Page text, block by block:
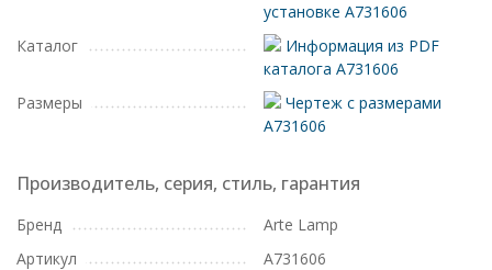
установке A731606
Каталог
Информация из PDF
каталога A731606
Размеры
Чертеж с размерами
A731606
Производитель, серия, стиль, гарантия
Бренд
Arte Lamp
Артикул
A731606